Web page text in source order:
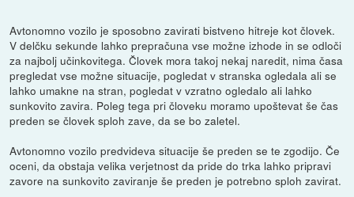
Avtonomno vozilo je sposobno zavirati bistveno hitreje kot človek.
V delčku sekunde lahko prepračuna vse možne izhode in se odloči
za najbolj učinkovitega. Človek mora takoj nekaj naredit, nima časa
pregledat vse možne situacije, pogledat v stranska ogledala ali se
lahko umakne na stran, pogledat v vzratno ogledalo ali lahko
sunkovito zavira. Poleg tega pri človeku moramo upoštevat še čas
preden se človek sploh zave, da se bo zaletel.
Avtonomno vozilo predvideva situacije še preden se te zgodijo. Če
oceni, da obstaja velika verjetnost da pride do trka lahko pripravi
zavore na sunkovito zaviranje še preden je potrebno sploh zavirat.